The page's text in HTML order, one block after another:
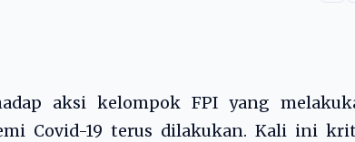
aksi kelompok FPI yang
Covid-19 terus dilakukan. Kali ini